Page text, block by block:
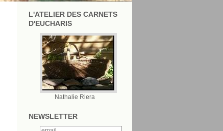
L'ATELIER DES CARNETS
D'EUCHARIS
Nathalie Riera
NEWSLETTER